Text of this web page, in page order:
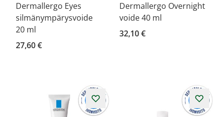
Dermallergo Eyes
silmänympärysvoide
20 ml
27,60 €
Dermallergo Overnight
voide 40 ml
32,10 €